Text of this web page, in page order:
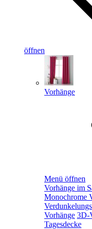
öffnen
Vorhänge
Menü öffnen
Vorhänge im
Monochrome
Vorhänge 3D-
Tagesdecke